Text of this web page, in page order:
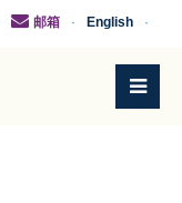
·
English
·
邮箱